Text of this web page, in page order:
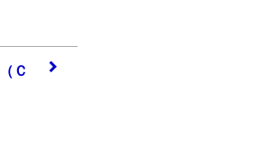
（Ｃ